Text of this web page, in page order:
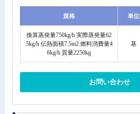
規格 単位
換算蒸発量750kg/h 実際蒸発量62
5kg/h 伝熱面積7.5m2 燃料消費量4
6kg/h 質量2250kg
基
お問い合わせ